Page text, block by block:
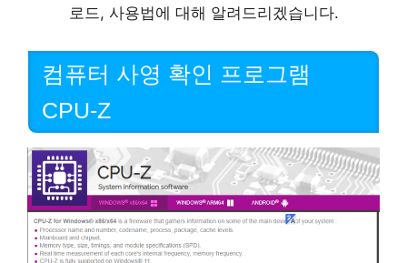
로드, 사용법에 대해 알려드리겠습니다.
컴퓨터 사영 확인 프로그램
CPU-Z